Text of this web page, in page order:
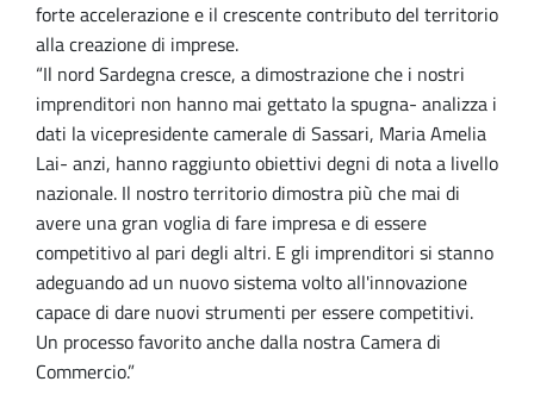
forte accelerazione e il crescente contributo del territorio
alla creazione di imprese.
“Il nord Sardegna cresce, a dimostrazione che i nostri
imprenditori non hanno mai gettato la spugna- analizza i
dati la vicepresidente camerale di Sassari, Maria Amelia
Lai- anzi, hanno raggiunto obiettivi degni di nota a livello
nazionale. Il nostro territorio dimostra più che mai di
avere una gran voglia di fare impresa e di essere
competitivo al pari degli altri. E gli imprenditori si stanno
adeguando ad un nuovo sistema volto all'innovazione
capace di dare nuovi strumenti per essere competitivi.
Un processo favorito anche dalla nostra Camera di
Commercio.”